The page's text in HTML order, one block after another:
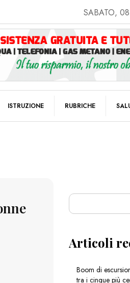
SABATO,
ISTRUZIONE RUBRICHE
Articoli
Boom di
tra i cinque più